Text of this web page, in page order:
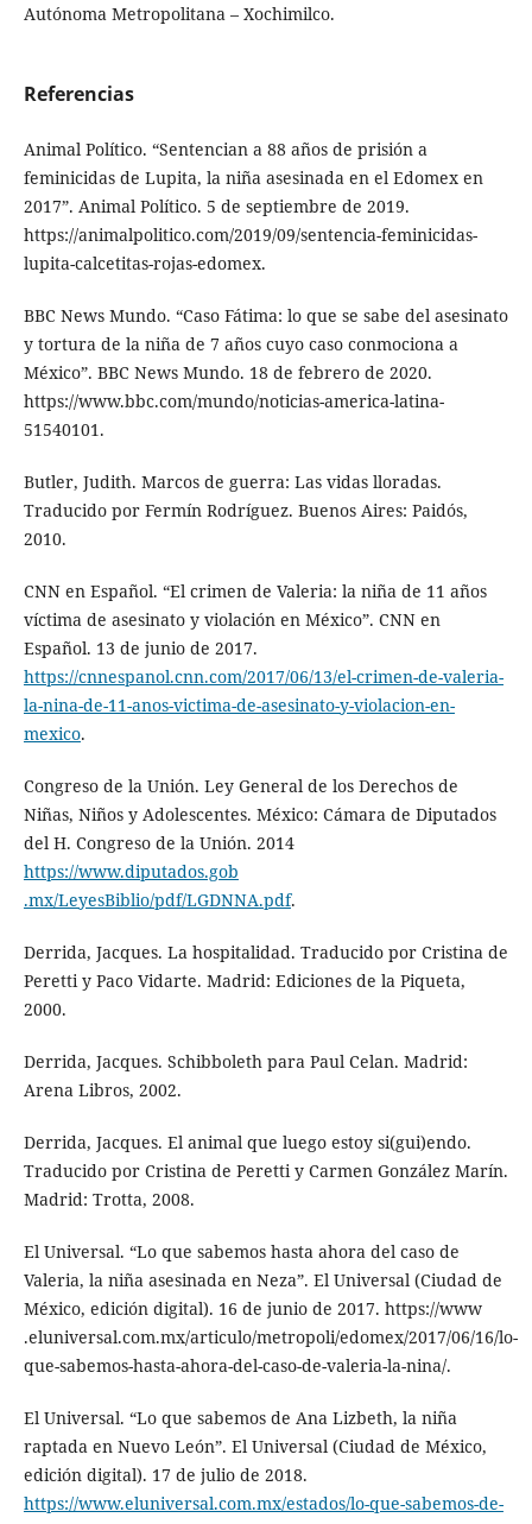
Autónoma Metropolitana – Xochimilco.
Referencias
Animal Político. “Sentencian a 88 años de prisión a
feminicidas de Lupita, la niña asesinada en el Edomex en
2017”. Animal Político. 5 de septiembre de 2019.
https://animalpolitico​.com/2019/09/sentencia-feminicidas-
lupita-calcetitas-rojas-edomex.
BBC News Mundo. “Caso Fátima: lo que se sabe del asesinato
y tortura de la niña de 7 años cuyo caso conmociona a
México”. BBC News Mundo. 18 de febrero de 2020.
https://www​.bbc.com/mundo/noticias-america-latina-
51540101.
Butler, Judith. Marcos de guerra: Las vidas lloradas.
Traducido por Fermín Rodríguez. Buenos Aires: Paidós,
2010.
CNN en Español. “El crimen de Valeria: la niña de 11 años
víctima de asesinato y violación en México”. CNN en
Español. 13 de junio de 2017.
https://cnnespanol.cnn.com/2017/06/13/el-crimen-de-valeria-
la-nina-de-11-anos-victima-de-asesinato-y-violacion-en-
mexico.
Congreso de la Unión. Ley General de los Derechos de
Niñas, Niños y Adolescentes. México: Cámara de Diputados
del H. Congreso de la Unión. 2014
https://www.diputados.gob​
.mx/LeyesBiblio/pdf/LGDNNA.pdf.
Derrida, Jacques. La hospitalidad. Traducido por Cristina de
Peretti y Paco Vidarte. Madrid: Ediciones de la Piqueta,
2000.
Derrida, Jacques. Schibboleth para Paul Celan. Madrid:
Arena Libros, 2002.
Derrida, Jacques. El animal que luego estoy si(gui)endo.
Traducido por Cristina de Peretti y Carmen González Marín.
Madrid: Trotta, 2008.
El Universal. “Lo que sabemos hasta ahora del caso de
Valeria, la niña asesinada en Neza”. El Universal (Ciudad de
México, edición digital). 16 de junio de 2017. https://www​
.eluniversal.com.mx/articulo/metropoli/edomex/2017/06/16/lo-
que-sabemos-hasta​-ahora-del-caso-de-valeria-la-nina/.
El Universal. “Lo que sabemos de Ana Lizbeth, la niña
raptada en Nuevo León”. El Universal (Ciudad de México,
edición digital). 17 de julio de 2018.
https://www.eluniversal.com​.mx/estados/lo-que-sabemos-de-